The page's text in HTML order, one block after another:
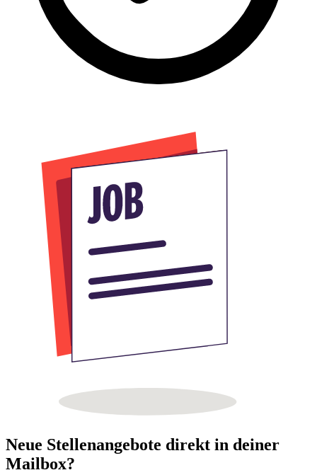
Neue Stellenangebote direkt in deiner
Mailbox?